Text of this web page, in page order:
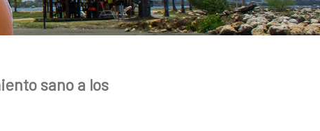
sano a los